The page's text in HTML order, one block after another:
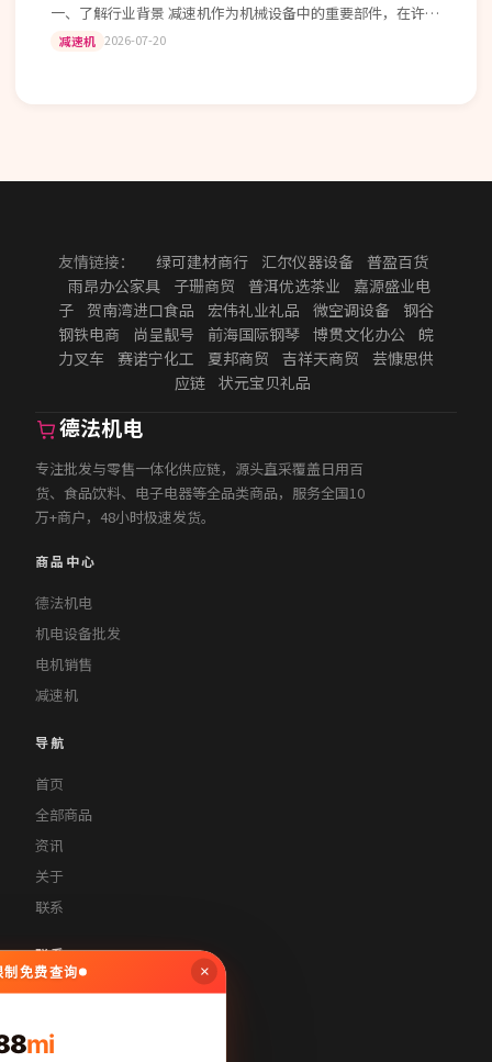
一、了解行业背景 减速机作为机械设备中的重要部件，在许多
领域如汽车制造、机器人技术以及重型机械中扮演着关键角
减速机 2026-07-20
友情链接： 绿可建材商行 汇尔仪器设备
普盈百货
雨昂办公家具
子珊商贸 普洱优选茶业
嘉源盛业电
子
贺南湾进口食品 宏伟礼业礼品 微空调设备
钢谷
钢铁电商
尚呈靓号 前海国际钢琴 博贯文化办公
皖
力叉车
赛诺宁化工 夏邦商贸 吉祥天商贸
芸慷思供
应链 状元宝贝礼品
德法机电
专注批发与零售一体化供应链，源头直采覆盖日用百
货、食品饮料、电子电器等全品类商品，服务全国10
万+商户，48小时极速发货。
商品中心
德法机电
机电设备批发
电机销售
减速机
导航
首页
全部商品
资讯
关于
联系
联系
contact@dferect.com
周一至周五 9:00-18:00
×
免费查询
mi